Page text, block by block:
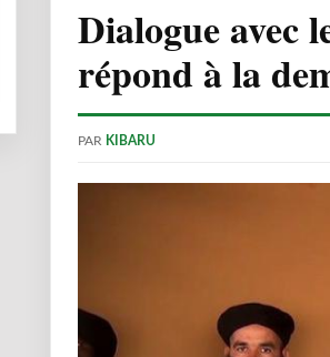
Dialogue avec
répond à la
PAR KIBARU